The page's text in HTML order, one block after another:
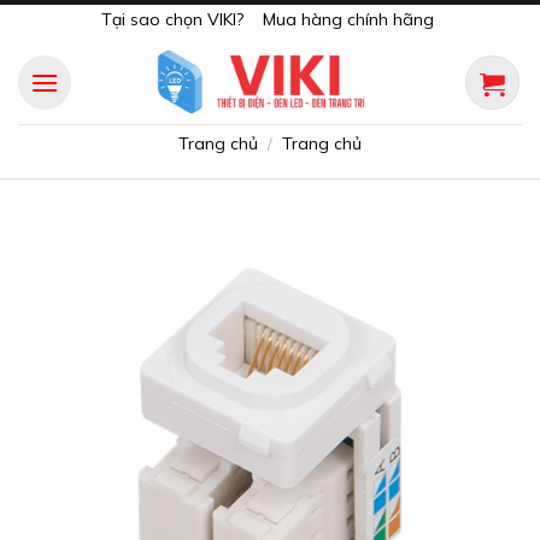
content
Tại sao chọn VIKI? Mua hàng chính hãng
Trang chủ / Trang chủ